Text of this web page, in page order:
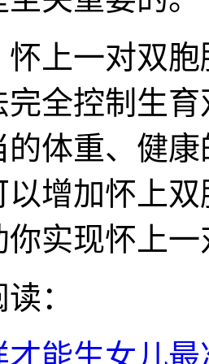
一对双胞
完全控制生
的体重、健
以增加怀上
你实现怀上
：
才能生女儿